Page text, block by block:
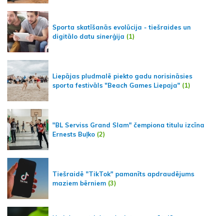
Sporta skatīšanās evolūcija - tiešraides un
digitālo datu sinerģija (1)
Liepājas pludmalē piekto gadu norisināsies
sporta festivāls "Beach Games Liepaja" (1)
"BL Serviss Grand Slam" čempiona titulu izcīna
Ernests Buļko (2)
Tiešraidē "TikTok" pamanīts apdraudējums
maziem bērniem (3)